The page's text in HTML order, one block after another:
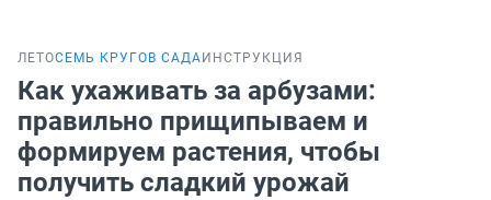
ЛЕТОСЕМЬ КРУГОВ САДА ИНСТРУКЦИЯ
Как ухаживать за арбузами:
правильно прищипываем и
формируем растения, чтобы
получить сладкий урожай